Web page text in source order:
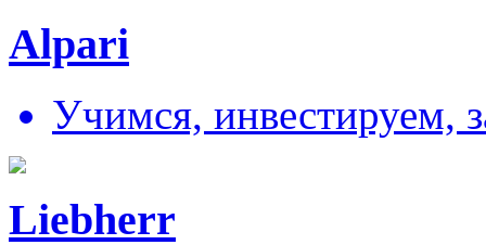
Alpari
Учимся, инвестируем,
Liebherr